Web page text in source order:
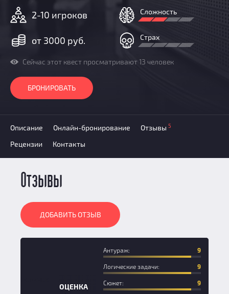
Добавить квест
2-10 игроков
от 3000 руб.
Сложность
Страх
Сейчас этот квест просматривают 13 человек
БРОНИРОВАТЬ
Описание Онлайн-бронирование Отзывы 5
Рецензии Контакты
Отзывы
ДОБАВИТЬ ОТЗЫВ
ОЦЕНКА
Антураж: 9
Логические задачи: 9
Сюжет: 9